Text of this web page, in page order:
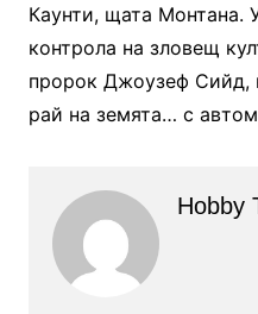
Каунти, щата Монтана.
контрола на зловещ
пророк Джоузеф Сийд,
рай на земята… с
Hobby